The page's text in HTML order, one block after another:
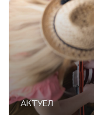
АКТУЕЛ